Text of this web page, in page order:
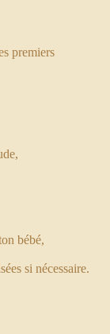
premiers
bébé,
si nécessaire.